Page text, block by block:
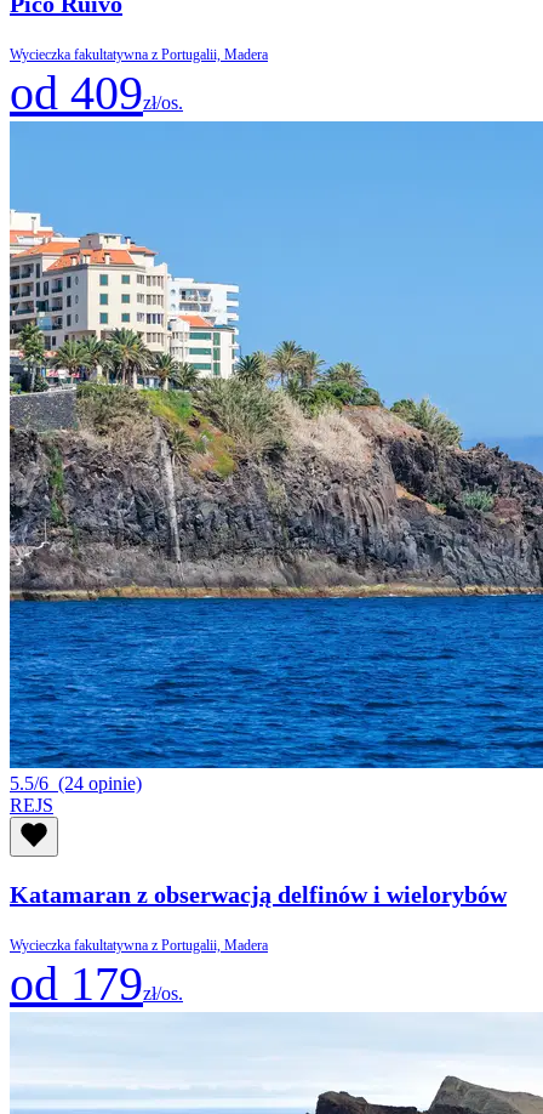
Wycieczka fakultatywna z Portugalii, Madera
od 409zł/os.
5.5/6 (24 opinie)
REJS
Katamaran z obserwacją delfinów i wielorybów
Wycieczka fakultatywna z Portugalii, Madera
od 179zł/os.